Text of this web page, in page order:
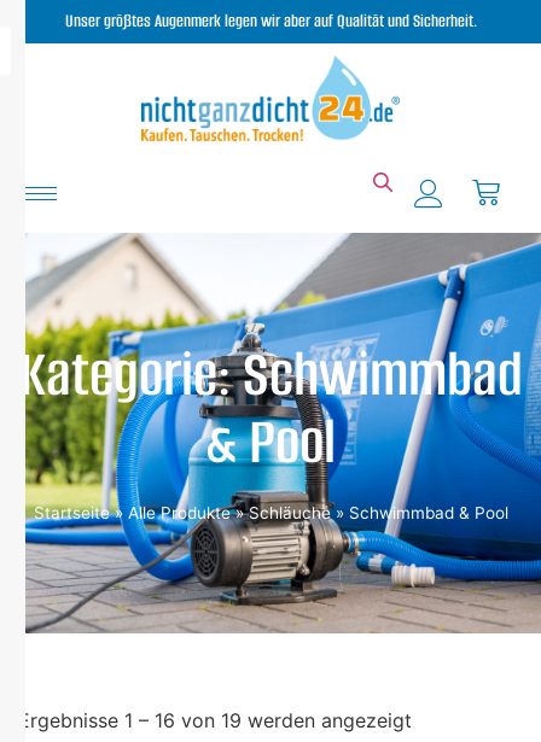
Unser größtes Augenmerk legen wir aber auf Qualität und Sicherheit.
Kategorie: Schwimmbad
& Pool
Startseite»Alle Produkte»Schläuche»Schwimmbad & Pool
Ergebnisse 1 – 16 von 19 werden angezeigt